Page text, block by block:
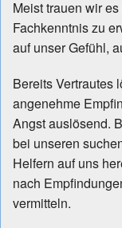
Meist trauen wir
Fachkenntnis zu
auf unser Gefühl,
Bereits Vertrautes
angenehme
Angst auslösend.
bei unseren
Helfern auf uns
nach
vermitteln.